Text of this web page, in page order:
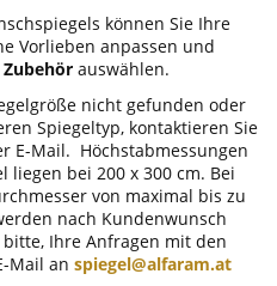
können Sie Ihre
Vorlieben anpassen und
auswählen.
nicht gefunden oder
Spiegeltyp, kontaktieren Sie
E-Mail. Höchstabmessungen
liegen bei 200 x 300 cm. Bei
von maximal bis zu
nach Kundenwunsch
Ihre Anfragen mit den
Mail an spiegel@alfaram.at